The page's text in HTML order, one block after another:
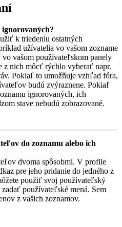
k triedeniu ostatných
užívatelia vo vašom zozname
vašom používateľskom panely
z nich môcť rýchlo vyberať napr.
Pokiaľ to umožňuje vzhľad fóra,
budú zvýraznene. Pokiaľ
ignorovaných, ich
stave nebudú zobrazované.
do zoznamu alebo ich
dvoma spôsobmi. V profile
pre jeho pridanie do jedného z
použiť svoj používateľský
používateľské mená. Sem
z vašich zoznamov.